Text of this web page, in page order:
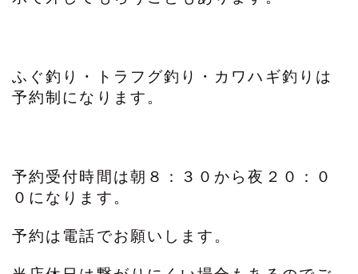
ふぐ釣り・トラフグ釣り・カワハギ釣りは
予約制になります。
予約受付時間は朝８：３０から夜２０：０
０になります。
予約は電話でお願いします。